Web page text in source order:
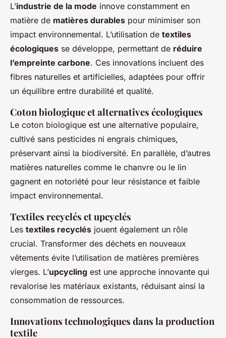
L’industrie de la mode innove constamment en
matière de matières durables pour minimiser son
impact environnemental. L’utilisation de textiles
écologiques se développe, permettant de réduire
l’empreinte carbone. Ces innovations incluent des
fibres naturelles et artificielles, adaptées pour offrir
un équilibre entre durabilité et qualité.
Coton biologique et alternatives écologiques
Le coton biologique est une alternative populaire,
cultivé sans pesticides ni engrais chimiques,
préservant ainsi la biodiversité. En parallèle, d’autres
matières naturelles comme le chanvre ou le lin
gagnent en notoriété pour leur résistance et faible
impact environnemental.
Textiles recyclés et upcyclés
Les textiles recyclés jouent également un rôle
crucial. Transformer des déchets en nouveaux
vêtements évite l’utilisation de matières premières
vierges. L’upcycling est une approche innovante qui
revalorise les matériaux existants, réduisant ainsi la
consommation de ressources.
Innovations technologiques dans la production
textile